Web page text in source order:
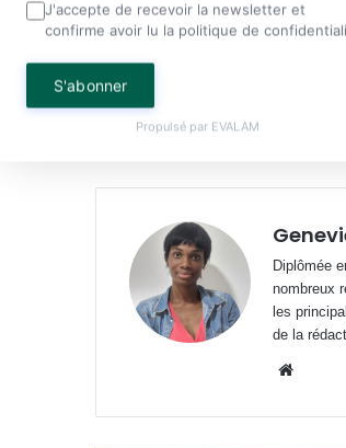
Partager
Diplômée
nombreux
les
de la
J'accepte de recevoir la newsletter et
confirme avoir lu la politique de
S'abonner
Propulsé par EVALAM